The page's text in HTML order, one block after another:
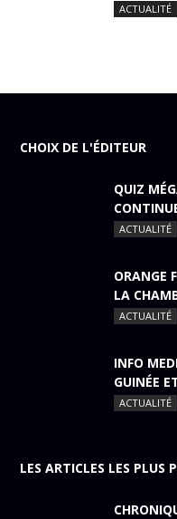
ACTUALITÉ
CHOIX DE L'ÉDITEUR
QUIZ
ACTUALITÉ
ORANGE
LA
ACTUALITÉ
INFO
GUINÉE
ACTUALITÉ
LES ARTICLES LES PLUS